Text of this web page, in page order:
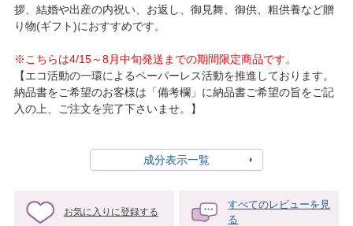
拶、結婚や出産の内祝い、お返し、御見舞、御供、粗供養など贈
り物(ギフト)におすすめです。
※こちらは4/15～8月中旬発送までの期間限定商品です。
【エコ活動の一環によるペーパーレス活動を推進しております。
納品書をご希望のお客様は「備考欄」に納品書ご希望の旨をご記
入の上、ご注文を完了下さいませ。】
成分表示一覧
お気に入りに登録する
すべてのレビューを見
る